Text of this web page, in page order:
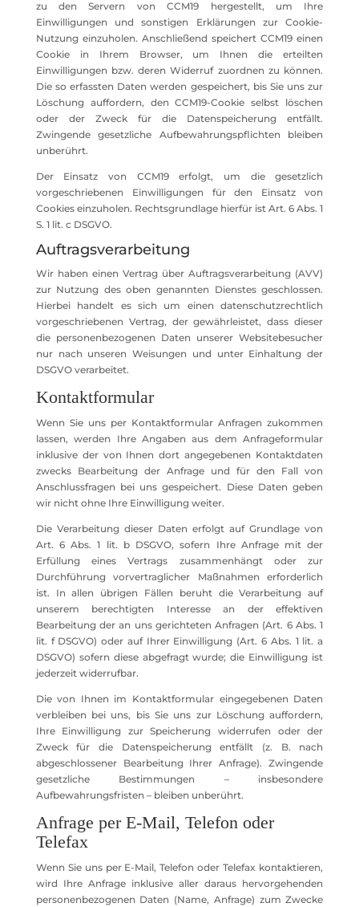
zu den Servern von CCM19 hergestellt, um Ihre
Einwilligungen und sonstigen Erklärungen zur Cookie-
Nutzung einzuholen. Anschließend speichert CCM19 einen
Cookie in Ihrem Browser, um Ihnen die erteilten
Einwilligungen bzw. deren Widerruf zuordnen zu können.
Die so erfassten Daten werden gespeichert, bis Sie uns zur
Löschung auffordern, den CCM19-Cookie selbst löschen
oder der Zweck für die Datenspeicherung entfällt.
Zwingende gesetzliche Aufbewahrungspflichten bleiben
unberührt.
Der Einsatz von CCM19 erfolgt, um die gesetzlich
vorgeschriebenen Einwilligungen für den Einsatz von
Cookies einzuholen. Rechtsgrundlage hierfür ist Art. 6 Abs. 1
S. 1 lit. c DSGVO.
Auftragsverarbeitung
Wir haben einen Vertrag über Auftragsverarbeitung (AVV)
zur Nutzung des oben genannten Dienstes geschlossen.
Hierbei handelt es sich um einen datenschutzrechtlich
vorgeschriebenen Vertrag, der gewährleistet, dass dieser
die personenbezogenen Daten unserer Websitebesucher
nur nach unseren Weisungen und unter Einhaltung der
DSGVO verarbeitet.
Kontaktformular
Wenn Sie uns per Kontaktformular Anfragen zukommen
lassen, werden Ihre Angaben aus dem Anfrageformular
inklusive der von Ihnen dort angegebenen Kontaktdaten
zwecks Bearbeitung der Anfrage und für den Fall von
Anschlussfragen bei uns gespeichert. Diese Daten geben
wir nicht ohne Ihre Einwilligung weiter.
Die Verarbeitung dieser Daten erfolgt auf Grundlage von
Art. 6 Abs. 1 lit. b DSGVO, sofern Ihre Anfrage mit der
Erfüllung eines Vertrags zusammenhängt oder zur
Durchführung vorvertraglicher Maßnahmen erforderlich
ist. In allen übrigen Fällen beruht die Verarbeitung auf
unserem berechtigten Interesse an der effektiven
Bearbeitung der an uns gerichteten Anfragen (Art. 6 Abs. 1
lit. f DSGVO) oder auf Ihrer Einwilligung (Art. 6 Abs. 1 lit. a
DSGVO) sofern diese abgefragt wurde; die Einwilligung ist
jederzeit widerrufbar.
Die von Ihnen im Kontaktformular eingegebenen Daten
verbleiben bei uns, bis Sie uns zur Löschung auffordern,
Ihre Einwilligung zur Speicherung widerrufen oder der
Zweck für die Datenspeicherung entfällt (z. B. nach
abgeschlossener Bearbeitung Ihrer Anfrage). Zwingende
gesetzliche Bestimmungen – insbesondere
Aufbewahrungsfristen – bleiben unberührt.
Anfrage per E-Mail, Telefon oder
Telefax
Wenn Sie uns per E-Mail, Telefon oder Telefax kontaktieren,
wird Ihre Anfrage inklusive aller daraus hervorgehenden
personenbezogenen Daten (Name, Anfrage) zum Zwecke